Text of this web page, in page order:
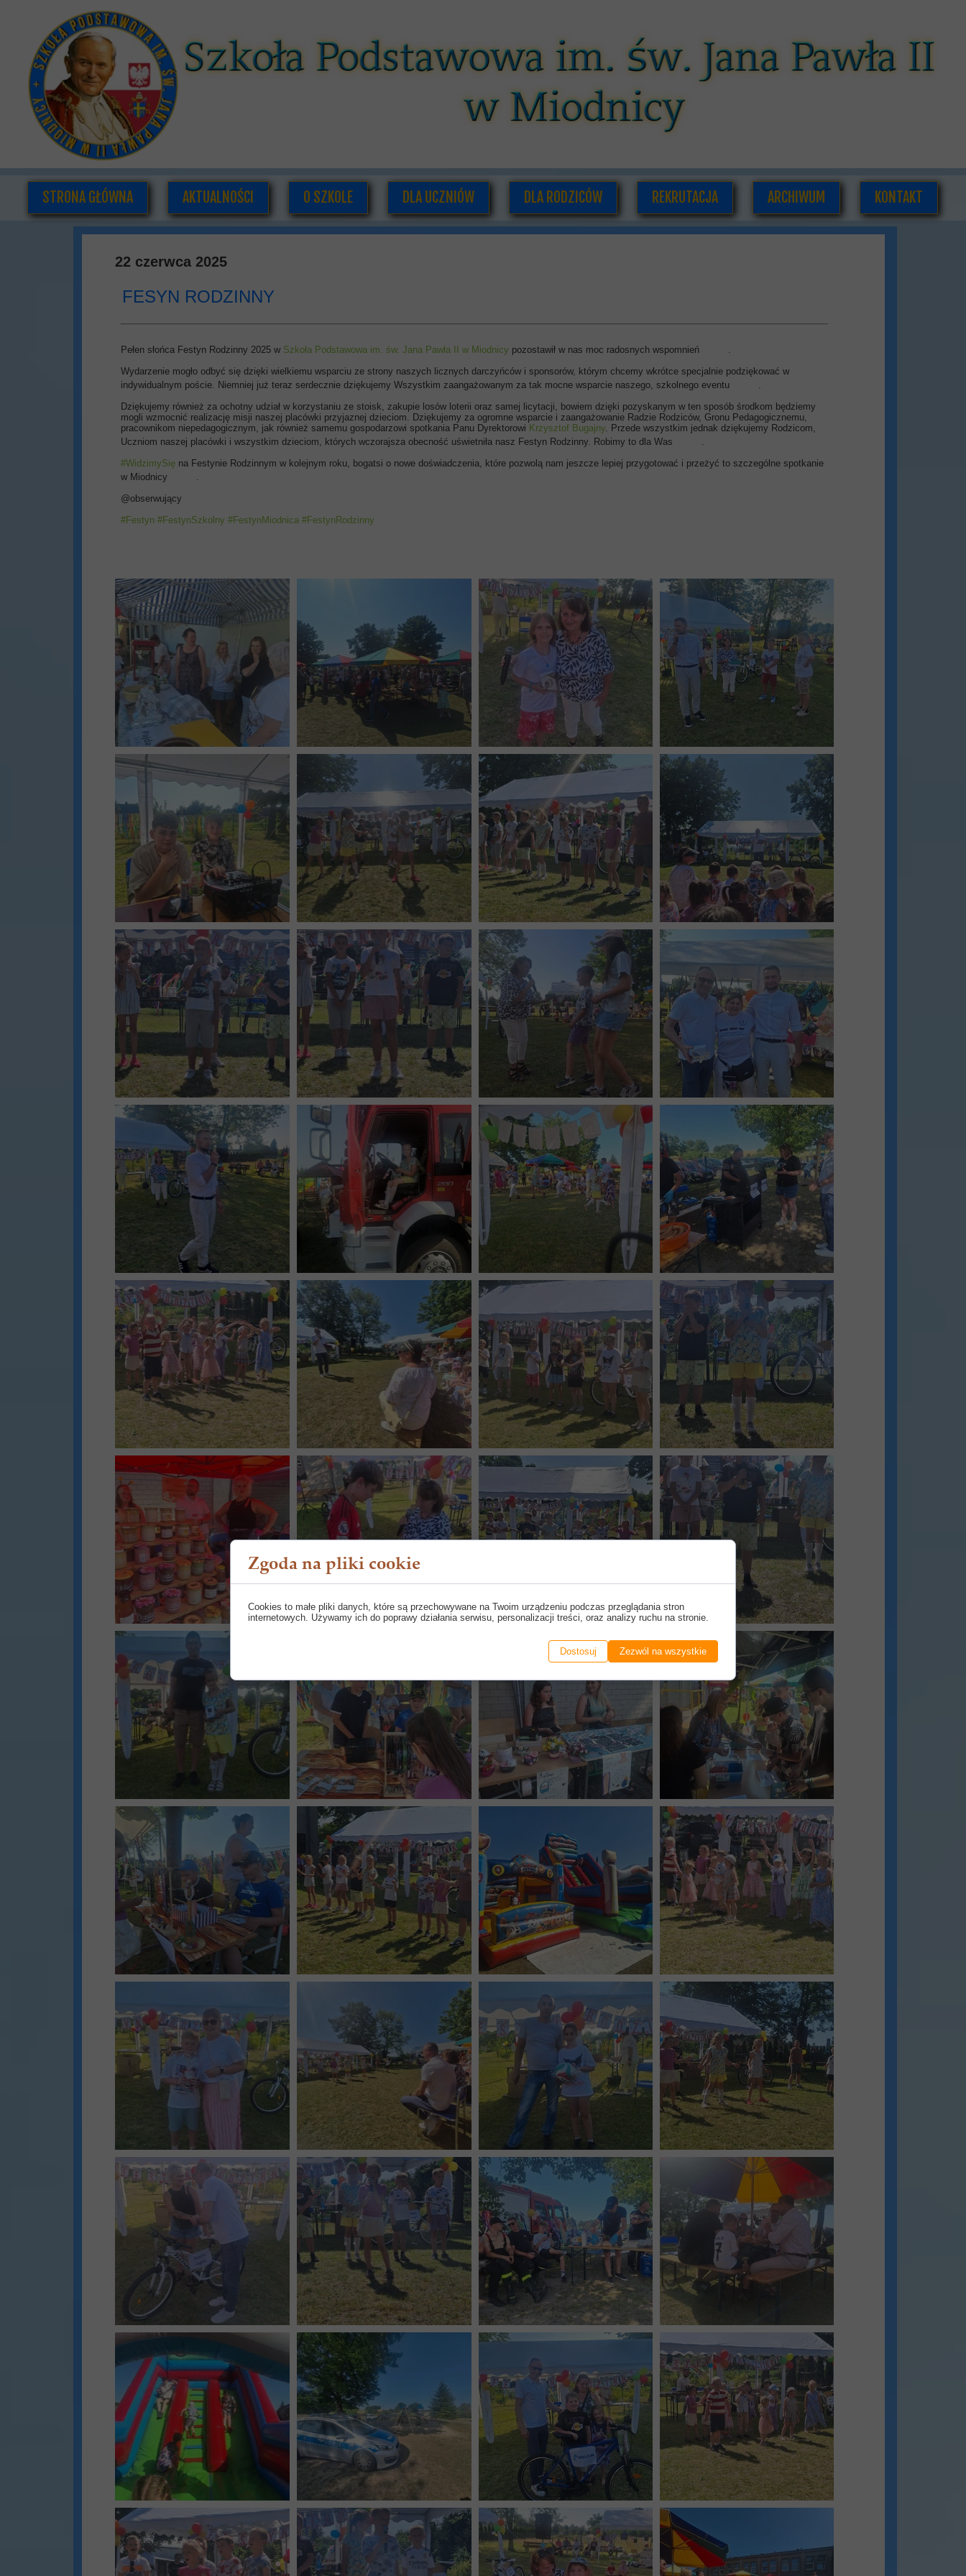
22 czerwca 2025
Pełen słońca Festyn Rodzinny 2025 w Szkoła Podstawowa im. św. Jana Pawła II w Miodnicy pozostawił w nas moc radosnych wspomnień
.
Wydarzenie mogło odbyć się dzięki wielkiemu wsparciu ze strony naszych licznych darczyńców i sponsorów, którym chcemy wkrótce specjalnie podziękować w
indywidualnym poście. Niemniej już teraz serdecznie dziękujemy Wszystkim zaangażowanym za tak mocne wsparcie naszego, szkolnego eventu
.
Dziękujemy również za ochotny udział w korzystaniu ze stoisk, zakupie losów loterii oraz samej licytacji, bowiem dzięki pozyskanym w ten sposób środkom będziemy
mogli wzmocnić realizację misji naszej placówki przyjaznej dzieciom. Dziękujemy za ogromne wsparcie i zaangażowanie Radzie Rodziców, Gronu Pedagogicznemu,
pracownikom niepedagogicznym, jak również samemu gospodarzowi spotkania Panu Dyrektorowi Krzysztof Bugajny. Przede wszystkim jednak dziękujemy Rodzicom,
Uczniom naszej placówki i wszystkim dzieciom, których wczorajsza obecność uświetniła nasz Festyn Rodzinny. Robimy to dla Was
.
#WidzimySię na Festynie Rodzinnym w kolejnym roku, bogatsi o nowe doświadczenia, które pozwolą nam jeszcze lepiej przygotować i przeżyć to szczególne spotkanie
w Miodnicy
.
@obserwujący
#Festyn #FestynSzkolny #FestynMiodnica #FestynRodzinny
FESYN RODZINNY
STRONA GŁÓWNA AKTUALNOŚCI O SZKOLE
O NAS
DLA UCZNIÓW
PLAN LEKCJI I ZAJĘĆ POZALEKCYJNYCH
DLA RODZICÓW
RADA RODZICÓW
REKRUTACJA ARCHIWUM KONTAKT
Zgoda na pliki cookie
Cookies to małe pliki danych, które są przechowywane na Twoim urządzeniu podczas przeglądania stron
internetowych. Używamy ich do poprawy działania serwisu, personalizacji treści, oraz analizy ruchu na stronie.
Dostosuj Zezwól na wszystkie